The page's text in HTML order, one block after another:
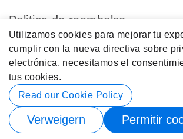
Utilizamos cookies para mejorar tu
cumplir con la nueva directiva sobre
electrónica, necesitamos el
tus cookies.
Read our Cookie Policy
Verweigern Permitir
Politica de reembolso
Blog
Categorías Populares
Datos de contacto
© 2026 Buy4Store. Reservados